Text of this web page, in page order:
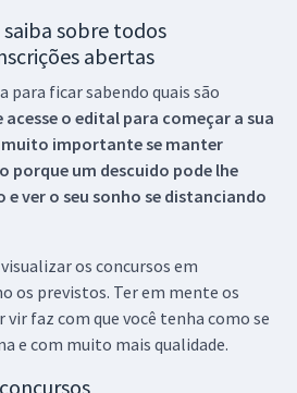
sobre todos
abertas
para ficar sabendo quais são
o edital para começar a sua
importante se manter
porque um descuido pode lhe
e ver o seu sonho se distanciando
os concursos em
os previstos. Ter em mente os
vir faz com que você tenha como se
e com muito mais qualidade.